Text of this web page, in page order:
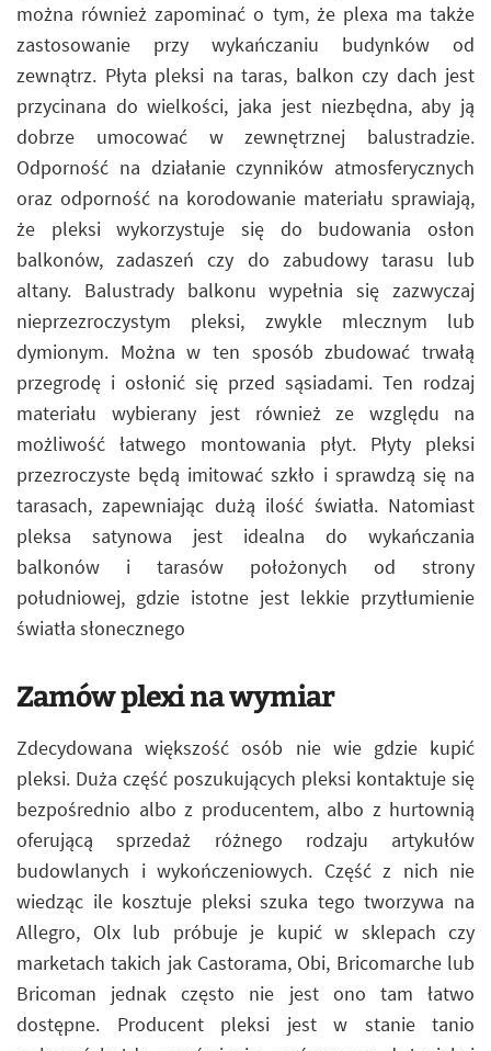
można również zapominać o tym, że plexa ma także
zastosowanie przy wykańczaniu budynków od
zewnątrz. Płyta pleksi na taras, balkon czy dach jest
przycinana do wielkości, jaka jest niezbędna, aby ją
dobrze umocować w zewnętrznej balustradzie.
Odporność na działanie czynników atmosferycznych
oraz odporność na korodowanie materiału sprawiają,
że pleksi wykorzystuje się do budowania osłon
balkonów, zadaszeń czy do zabudowy tarasu lub
altany. Balustrady balkonu wypełnia się zazwyczaj
nieprzezroczystym pleksi, zwykle mlecznym lub
dymionym. Można w ten sposób zbudować trwałą
przegrodę i osłonić się przed sąsiadami. Ten rodzaj
materiału wybierany jest również ze względu na
możliwość łatwego montowania płyt. Płyty pleksi
przezroczyste będą imitować szkło i sprawdzą się na
tarasach, zapewniając dużą ilość światła. Natomiast
pleksa satynowa jest idealna do wykańczania
balkonów i tarasów położonych od strony
południowej, gdzie istotne jest lekkie przytłumienie
światła słonecznego
Zamów plexi na wymiar
Zdecydowana większość osób nie wie gdzie kupić
pleksi. Duża część poszukujących pleksi kontaktuje się
bezpośrednio albo z producentem, albo z hurtownią
oferującą sprzedaż różnego rodzaju artykułów
budowlanych i wykończeniowych. Część z nich nie
wiedząc ile kosztuje pleksi szuka tego tworzywa na
Allegro, Olx lub próbuje je kupić w sklepach czy
marketach takich jak Castorama, Obi, Bricomarche lub
Bricoman jednak często nie jest ono tam łatwo
dostępne. Producent pleksi jest w stanie tanio